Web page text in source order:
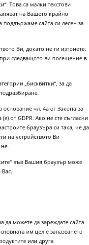
Това са малки текстови
на Вашето крайно
поддържаме сайта си лесен за
Ви, докато не ги изтриете.
следващото ви посещение в
„бисквитки“, за да
основание чл. 4а от Закона за
от GDPR. Ако не сте съгласни
браузъра си така, че да
на устройството Ви
във Вашия браузър може
да можете да зареждате сайта
им цел е запазването
или друга